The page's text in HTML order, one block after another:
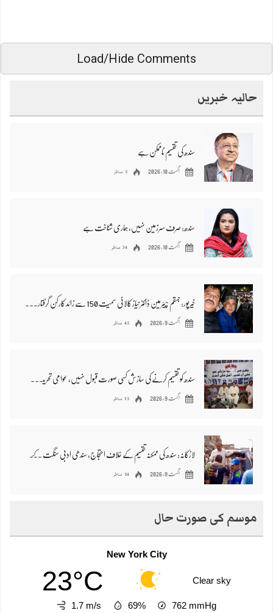
Load/Hide Comments
حالیہ خبریں
سندھ کی تقسیم ناممکن ہے
اگست 10, 2026 5 مناظر
سندھ: صرف سرزمین نہیں، ہماری شناخت ہے
اگست 10, 2026 34 مناظر
اگست 9, 2026 45 مناظر
سندھ کو تقسیم کرنے کی سازش کسی صورت قبول نہیں، عوامی تحریک کا بھرپور مزاحمت کا اعلان
اگست 9, 2026 35 مناظر
لاڑکانہ: سندھ کی ممکنہ تقسیم کے خلاف احتجاج، سندھی ادبی سنگت کے رہنماؤں سمیت متعدد افراد گرفتار
اگست 9, 2026 54 مناظر
موسم کی صورت حال
New York City
23°C Clear sky
1.7 m/s 69% 762 mmHg